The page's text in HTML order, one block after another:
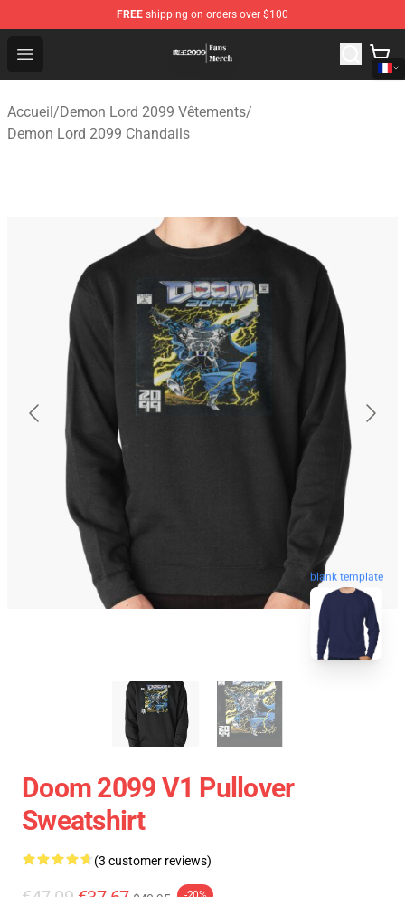
FREE shipping on orders over $100
Open menu
Demon Lord 2099 Store - Official Demon Lord 2099
Accueil/Demon Lord 2099 Vêtements/
Demon Lord 2099 Chandails
blank template
Doom 2099 V1 Pullover
Sweatshirt
(3 customer reviews)